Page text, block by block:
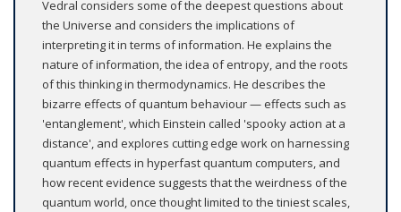
Vedral considers some of the deepest questions about
the Universe and considers the implications of
interpreting it in terms of information. He explains the
nature of information, the idea of entropy, and the roots
of this thinking in thermodynamics. He describes the
bizarre effects of quantum behaviour — effects such as
'entanglement', which Einstein called 'spooky action at a
distance', and explores cutting edge work on harnessing
quantum effects in hyperfast quantum computers, and
how recent evidence suggests that the weirdness of the
quantum world, once thought limited to the tiniest scales,